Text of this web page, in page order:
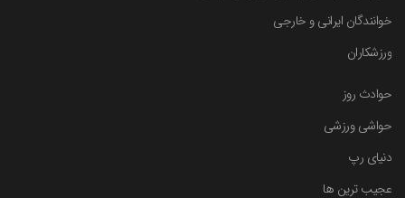
خوانندگان ایرانی و خارجی
ورزشکاران
حوادث روز
حواشی ورزشی
دنیای رپ
عجیب ترین ها